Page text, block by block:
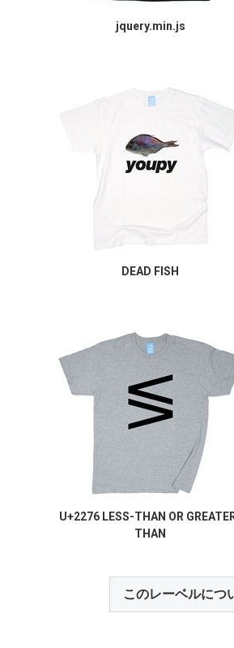
jquery.min.js
DEAD FISH
U+2276 LESS-THAN OR
THAN
このレーベルにつ